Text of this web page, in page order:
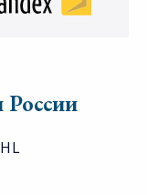
России